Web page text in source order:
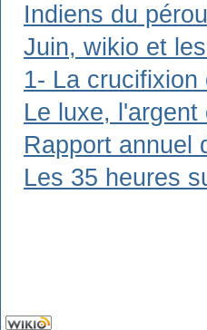
Indiens du
Juin, wikio et
1- La
Le luxe,
Rapport annuel
Les 35 heures